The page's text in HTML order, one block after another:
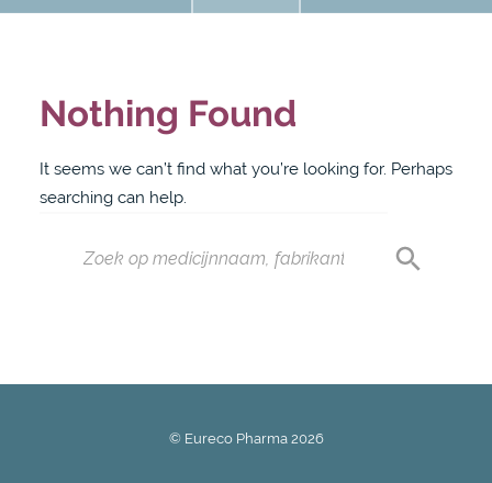
Nothing Found
It seems we can’t find what you’re looking for. Perhaps
searching can help.
© Eureco Pharma 2026